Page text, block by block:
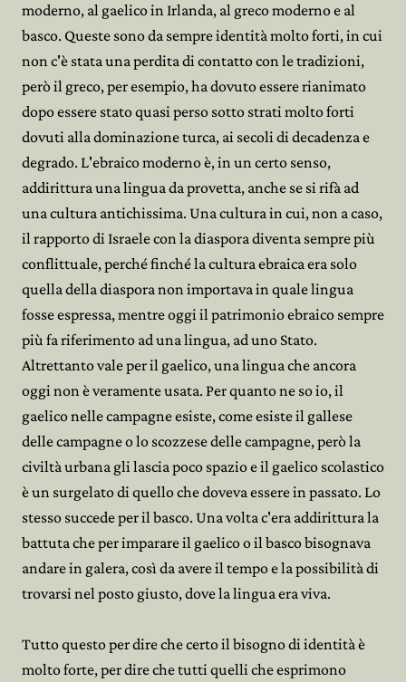
moderno, al gaelico in Irlanda, al greco moderno e al
basco. Queste sono da sempre identità molto forti, in cui
non c'è stata una perdita di contatto con le tradizioni,
però il greco, per esempio, ha dovuto essere rianimato
dopo essere stato quasi perso sotto strati molto forti
dovuti alla dominazione turca, ai secoli di decadenza e
degrado. L'ebraico moderno è, in un certo senso,
addirittura una lingua da provetta, anche se si rifà ad
una cultura antichissima. Una cultura in cui, non a caso,
il rapporto di Israele con la diaspora diventa sempre più
conflittuale, perché finché la cultura ebraica era solo
quella della diaspora non importava in quale lingua
fosse espressa, mentre oggi il patrimonio ebraico sempre
più fa riferimento ad una lingua, ad uno Stato.
Altrettanto vale per il gaelico, una lingua che ancora
oggi non è veramente usata. Per quanto ne so io, il
gaelico nelle campagne esiste, come esiste il gallese
delle campagne o lo scozzese delle campagne, però la
civiltà urbana gli lascia poco spazio e il gaelico scolastico
è un surgelato di quello che doveva essere in passato. Lo
stesso succede per il basco. Una volta c'era addirittura la
battuta che per imparare il gaelico o il basco bisognava
andare in galera, così da avere il tempo e la possibilità di
trovarsi nel posto giusto, dove la lingua era viva.
Tutto questo per dire che certo il bisogno di identità è
molto forte, per dire che tutti quelli che esprimono